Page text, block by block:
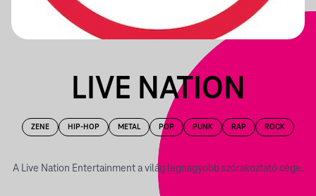
LIVE NATION
ZENE HIP-HOP METAL POP PUNK RAP ROCK
A Live Nation Entertainment a világ legnagyobb szórakoztató cége.